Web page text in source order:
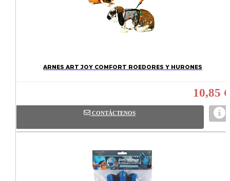
ARNES ART JOY COMFORT ROEDORES Y HURONES
10,85 €
CONTÁCTENOS